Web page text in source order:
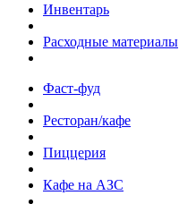
Инвентарь
Расходные материалы
Фаст-фуд
Ресторан/кафе
Пиццерия
Кафе на АЗС